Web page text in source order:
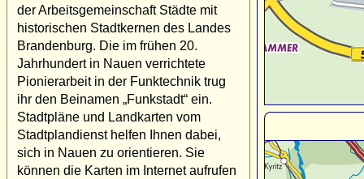
der Arbeitsgemeinschaft Städte mit
historischen Stadtkernen des Landes
Brandenburg. Die im frühen 20.
Jahrhundert in Nauen verrichtete
Pionierarbeit in der Funktechnik trug
ihr den Beinamen „Funkstadt“ ein.
Stadtpläne und Landkarten vom
Stadtplandienst helfen Ihnen dabei,
sich in Nauen zu orientieren. Sie
können die Karten im Internet aufrufen